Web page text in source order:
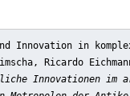
Innovation in
Ricardo
Innovationen im